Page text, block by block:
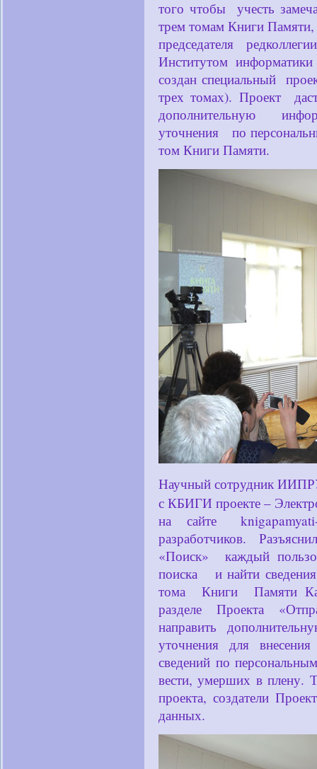
того чтобы учесть
трем томам Книги
председателя
Институтом
создан специальный
трех томах). Проект
дополнительную
уточнения по
том Книги Памяти.
Научный сотрудник
с КБИГИ проекте –
на сайте knigapamyati-
разработчиков.
«Поиск» каждый
поиска и найти
тома Книги Памяти
разделе Проекта
направить
уточнения для
сведений по
вести, умерших в плену.
проекта, создатели
данных.